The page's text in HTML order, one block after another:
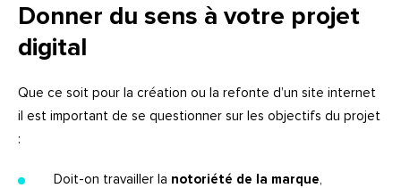
Donner du sens à votre projet
digital
Que ce soit pour la création ou la refonte d’un site internet
il est important de se questionner sur les objectifs du projet
:
Doit-on travailler la notoriété de la marque,